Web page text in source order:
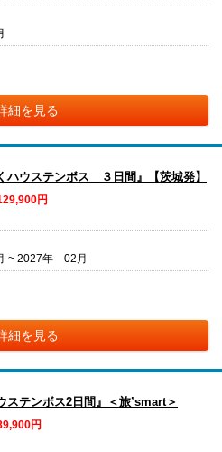
細を見る
ハウステンボス ３日間』【茨城発】
円
~ 2027年 02月
細を見る
テンボス2日間』＜旅’smart＞
円